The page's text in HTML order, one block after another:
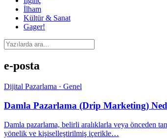
İlham
Kültür & Sanat
Gager!
e-posta
Dijital Pazarlama · Genel
Damla Pazarlama (Drip Marketing)
Damla pazarlama, belirli aralıklarla veya önceden
yönelik ve kişiselleştirilmiş içerikle…